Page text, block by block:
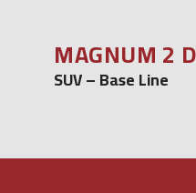
MAGNUM 2
SUV – Base Line